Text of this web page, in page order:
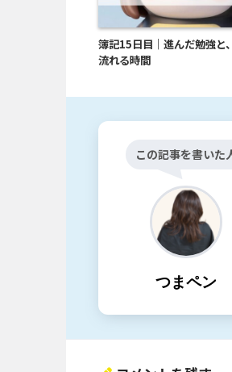
簿記15日目｜進んだ勉強と
流れる時間
この記事を書いた
つまペン